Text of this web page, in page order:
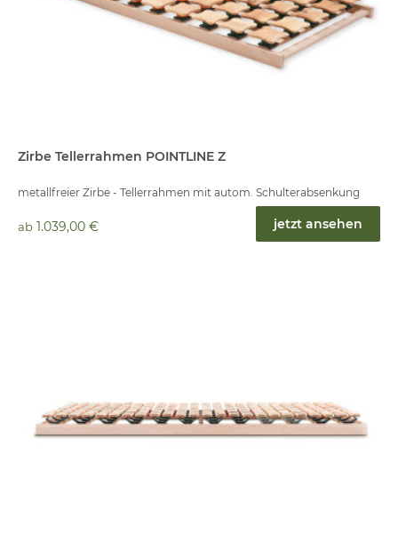
Zirbe Tellerrahmen POINTLINE Z
metallfreier Zirbe - Tellerrahmen mit autom. Schulterabsenkung
ab 1.039,00 € jetzt ansehen